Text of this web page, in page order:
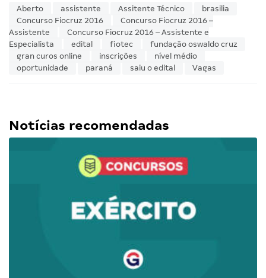
Aberto assistente Assitente Técnico
brasilia
Concurso Fiocruz 2016
Concurso Fiocruz 2016 –
Assistente
Concurso Fiocruz 2016 – Assistente e
Especialista
edital fiotec
fundação oswaldo cruz
gran curos online
inscrições
nível médio
oportunidade
paraná saiu o edital Vagas
Notícias recomendadas